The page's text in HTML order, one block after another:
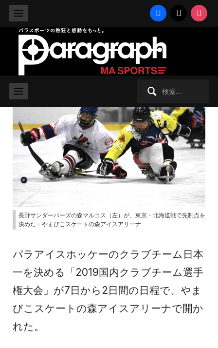
facebook
2019/12/9 月曜日 -
長野サンダーバーズが全勝優勝！ 9月
発足の東海も連合チームで出場
長野サンダーバーズの森マルコス（左）が、東京・北海道戦で先制点を
決めた＝やまびこスケートの森アイスアリーナ
パラアイスホッケーのクラブチーム日本
一を決める「2019国内クラブチーム選手
権大会」が7日から2日間の日程で、やま
びこスケートの森アイスアリーナで開か
れた。